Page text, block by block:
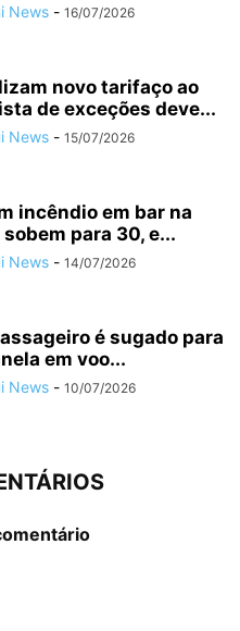
News - 16/07/2026
novo tarifaço ao
de exceções deve...
News - 15/07/2026
incêndio em bar na
para 30, e...
News - 14/07/2026
é sugado para
em voo...
News - 10/07/2026